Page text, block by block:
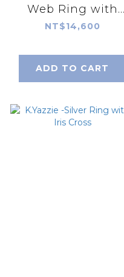
Web Ring with
Campito Turquoise
NT$14,600
ADD TO CART